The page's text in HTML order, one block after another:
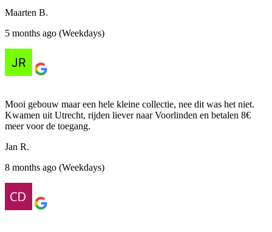
Maarten B.
5 months ago (Weekdays)
Mooi gebouw maar een hele kleine collectie, nee dit was het niet.
Kwamen uit Utrecht, rijden liever naar Voorlinden en betalen 8€
meer voor de toegang.
Jan R.
8 months ago (Weekdays)